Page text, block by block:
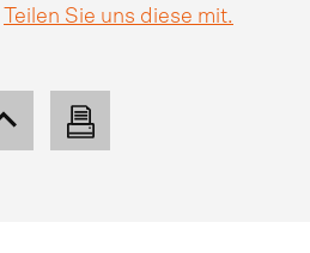
Teilen Sie uns diese mit.